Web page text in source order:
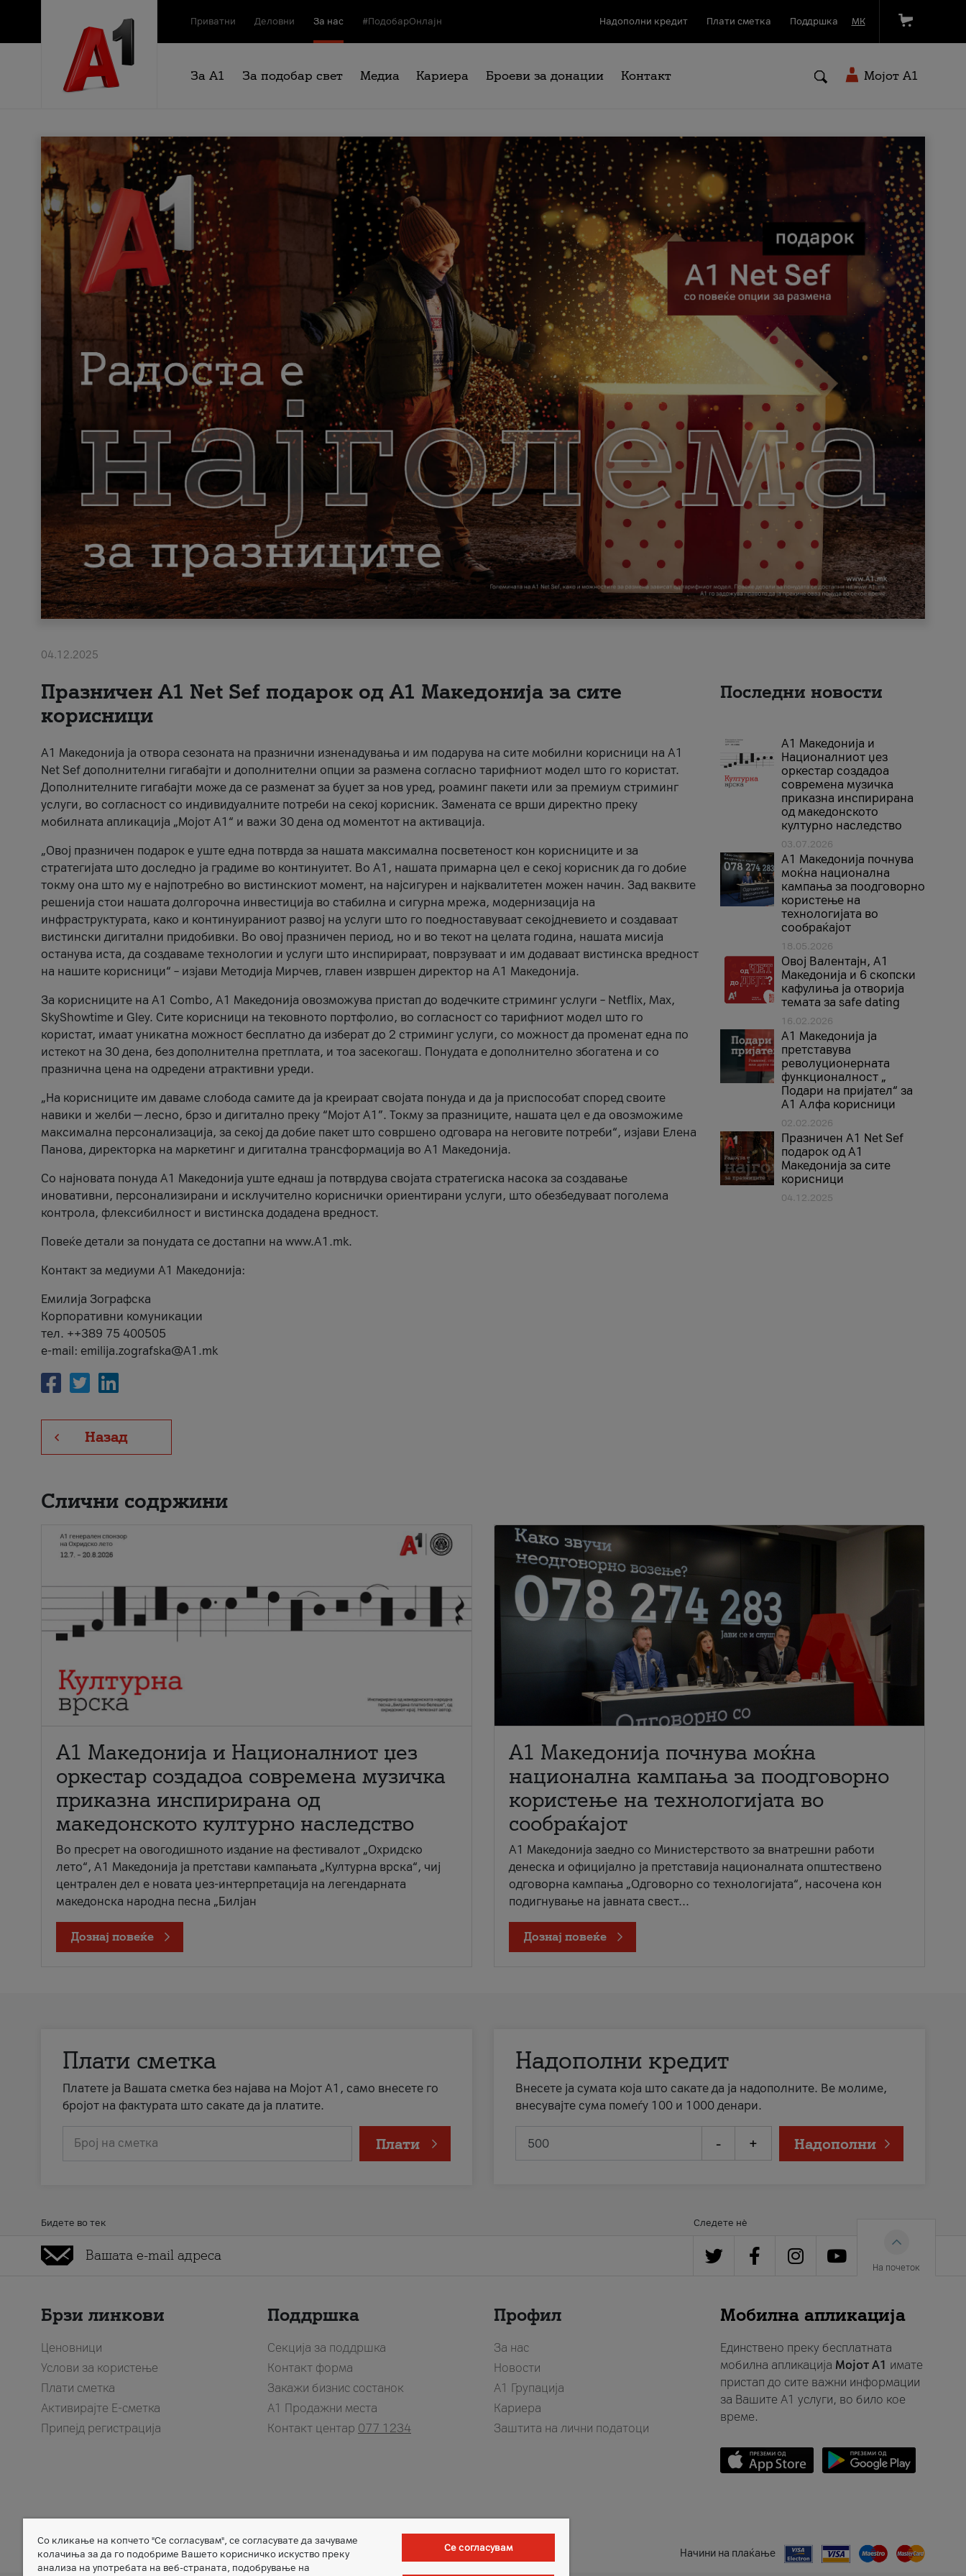
Приватни Деловни За нас #ПодобарОнлајн Надополни кредит Плати сметка Поддршка МК
За А1 За подобар свет Медиа Кариера Броеви за донации Контакт Мојот A1
04.12.2025
Празничен A1 Net Sеf подарок од А1 Македонија за сите
корисници
А1 Македонија ја отвора сезоната на празнични изненадувања и им подарува на сите мобилни корисници на A1
Net Sef дополнителни гигабајти и дополнителни опции за размена согласно тарифниот модел што го користат.
Дополнителните гигабајти може да се разменат за буџет за нов уред, роаминг пакети или за премиум стриминг
услуги, во согласност со индивидуалните потреби на секој корисник. Замената се врши директно преку
мобилната апликација „Мојот А1“ и важи 30 дена од моментот на активација.
„Овој празничен подарок е уште една потврда за нашата максимална посветеност кон корисниците и за
стратегијата што доследно ја градиме во континуитет. Во А1, нашата примарна цел е секој корисник да го добие
токму она што му е најпотребно во вистинскиот момент, на најсигурен и најквалитетен можен начин. Зад ваквите
решенија стои нашата долгорочна инвестиција во стабилна и сигурна мрежа, модернизација на
инфраструктурата, како и континуираниот развој на услуги што го поедноставуваат секојдневието и создаваат
вистински дигитални придобивки. Во овој празничен период, но и во текот на целата година, нашата мисија
останува иста, да создаваме технологии и услуги што инспирираат, поврзуваат и им додаваат вистинска вредност
на нашите корисници“ – изјави Методија Мирчев, главен извршен директор на А1 Македонија.
За корисниците на A1 Combo, А1 Македонија овозможува пристап до водечките стриминг услуги – Netflix, Max,
SkyShowtime и Gley. Сите корисници на тековното портфолио, во согласност со тарифниот модел што го
користат, имаат уникатна можност бесплатно да изберат до 2 стриминг услуги, со можност да променат една по
истекот на 30 дена, без дополнителна претплата, и тоа засекогаш. Понудата е дополнително збогатена и со
празнична цена на одредени атрактивни уреди.
„На корисниците им даваме слобода самите да ја креираат својата понуда и да ја приспособат според своите
навики и желби — лесно, брзо и дигитално преку “Мојот А1”. Токму за празниците, нашата цел е да овозможиме
максимална персонализација, за секој да добие пакет што совршено одговара на неговите потреби“, изјави Елена
Панова, директорка на маркетинг и дигитална трансформација во А1 Македонија.
Со најновата понуда А1 Македонија уште еднаш ја потврдува својата стратегиска насока за создавање
иновативни, персонализирани и исклучително кориснички ориентирани услуги, што обезбедуваат поголема
контрола, флексибилност и вистинска додадена вредност.
Повеќе детали за понудата се достапни на www.А1.mk.
Контакт за медиуми А1 Македонија:
Емилија Зографска
Корпоративни комуникации
тел. ++389 75 400505
e-mail: emilija.zografska@A1.mk
Назад
Последни новости
А1 Македонија и
Националниот џез
оркестар создадоа
современа музичка
приказна инспирирана
од македонското
културно наследство
03.07.2026
A1 Македонија почнува
моќна национална
кампања за поодговорно
користење на
технологијата во
сообраќајот
18.05.2026
Овој Валентајн, A1
Македонија и 6 скопски
кафулиња ја отворија
темата за safe dating
16.02.2026
А1 Македонија ја
претставува
револуционерната
функционалност „
Подари на пријател“ за
А1 Алфа корисници
02.02.2026
Празничен A1 Net Sеf
подарок од А1
Македонија за сите
корисници
04.12.2025
Слични содржини
А1 Македонија и Националниот џез
оркестар создадоа современа музичка
приказна инспирирана од
македонското културно наследство
Во пресрет на овогодишното издание на фестивалот „Охридско
лето“, А1 Македонија ја претстави кампањата „Културна врска“, чиј
централен дел е новата џез-интерпретација на легендарната
македонска народна песна „Билјан
Дознај повеќе
A1 Македонија почнува моќна
национална кампања за поодговорно
користење на технологијата во
сообраќајот
A1 Македонија заедно со Министерството за внатрешни работи
денеска и официјално ја претставија националната општествено
одговорна кампања „Одговорно со технологијата“, насочена кон
подигнување на јавната свест...
Дознај повеќе
Плати сметка
Платете ја Вашата сметка без најава на Мојот А1, само внесете го
бројот на фактурата што сакате да ја платите.
Број на сметка Плати
Надополни кредит
Внесете ја сумата која што сакате да ја надополните. Ве молиме,
внесувајте сума помеѓу 100 и 1000 денари.
- + Надополни
Бидете во тек Следете нè
На почеток
Брзи линкови
Ценовници
Услови за користење
Плати сметка
Активирајте Е-сметка
Припејд регистрација
Поддршка
Секција за поддршка
Контакт форма
Закажи бизнис состанок
A1 Продажни места
Контакт центар 077 1234
Профил
За нас
Новости
А1 Групација
Кариера
Заштита на лични податоци
Мобилна апликација
Единствено преку бесплатната
мобилна апликација Мојот A1 имате
пристап до сите важни информации
за Вашите A1 услуги, во било кое
време.
Member of Начини на плаќање
Со кликање на копчето "Се согласувам", се согласувате да зачуваме
колачиња за да го подобриме Вашето корисничко искуство преку
анализа на употребата на веб-страната, подобрување на
Се согласувам